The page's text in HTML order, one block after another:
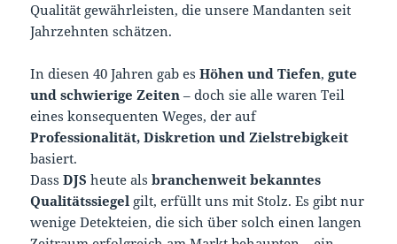
Qualität gewährleisten, die unsere Mandanten seit
Jahrzehnten schätzen.
In diesen 40 Jahren gab esHöhen und Tiefen,gute
und schwierige Zeiten – doch sie alle waren Teil
eines konsequenten Weges, der auf
Professionalität, Diskretion und Zielstrebigkeit
basiert.
DassDJS heute alsbranchenweit bekanntes
Qualitätssiegel gilt, erfüllt uns mit Stolz. Es gibt nur
wenige Detekteien, die sich über solch einen langen